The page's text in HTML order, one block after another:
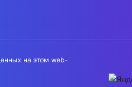
на этом web-